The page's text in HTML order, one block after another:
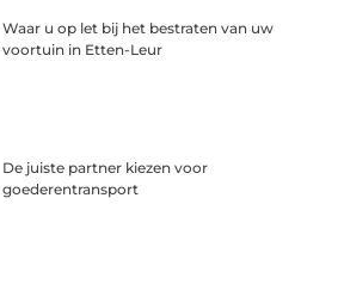
Waar u op let bij het bestraten van uw
voortuin in Etten-Leur
De juiste partner kiezen voor
goederentransport